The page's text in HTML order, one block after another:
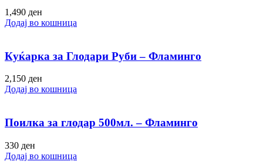
1,490 ден
Додај во кошница
Куќарка за Глодари Руби – Фламинго
2,150 ден
Додај во кошница
Поилка за глодар 500мл. – Фламинго
330 ден
Додај во кошница